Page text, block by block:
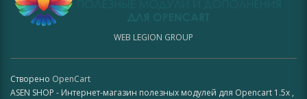
WEB LEGION GROUP
Створено OpenCart
ASEN SHOP - Интернет-магазин полезных модулей для Opencart 1.5x ,